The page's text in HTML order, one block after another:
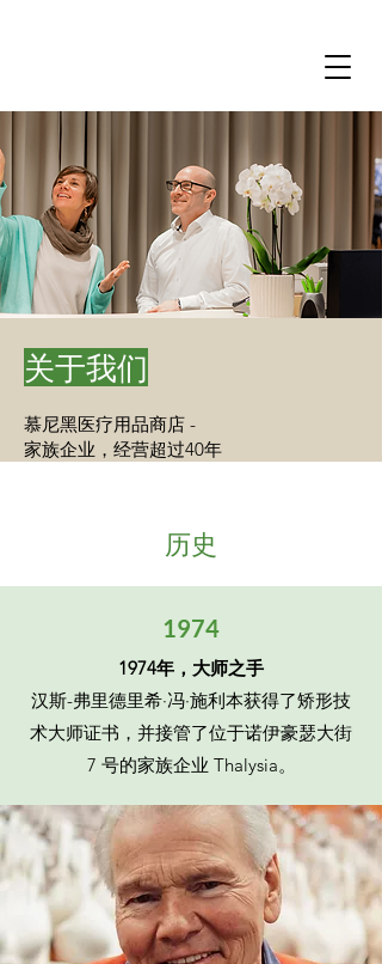
关于我们
慕尼黑医疗用品商店 -
家族企业，经营超过40年
历史
1974
1974年，大师之手
汉斯-弗里德里希·冯·施利本获得了矫形技
术大师证书，并接管了位于诺伊豪瑟大街
7 号的家族企业 Thalysia。